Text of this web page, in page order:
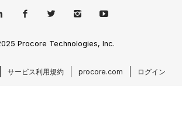
Procore Technologies, Inc.
サービス利用規約 procore.com ログイン